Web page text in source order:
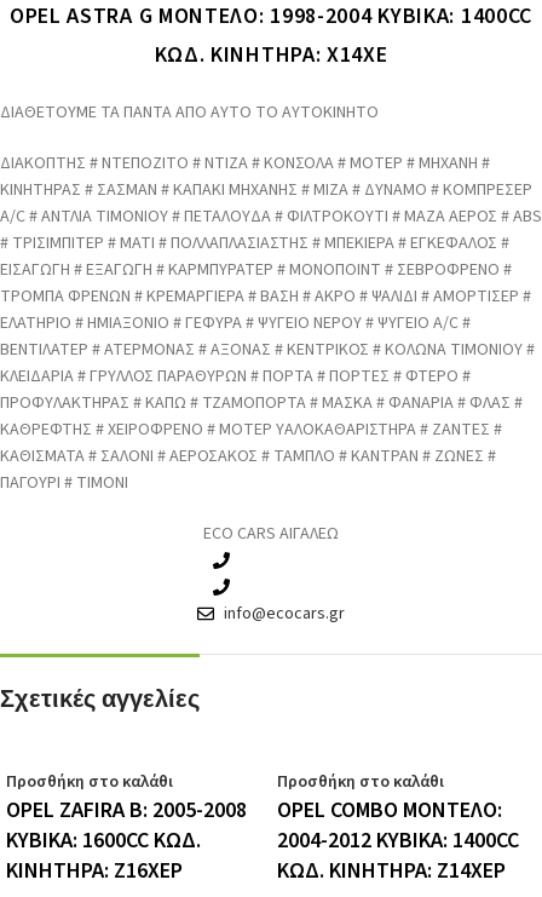
OPEL ASTRA G ΜΟΝΤΕΛΟ: 1998-2004 ΚΥΒΙΚΑ: 1400CC
ΚΩΔ. ΚΙΝΗΤΗΡΑ: X14XE
ΔΙΑΘΕΤΟΥΜΕ ΤΑ ΠΑΝΤΑ ΑΠΟ ΑΥΤΟ ΤΟ ΑΥΤΟΚΙΝΗΤΟ
ΔΙΑΚΟΠΤΗΣ # ΝΤΕΠΟΖΙΤΟ # ΝΤΙΖΑ # ΚΟΝΣΟΛΑ # ΜΟΤΕΡ # ΜΗΧΑΝΗ #
ΚΙΝΗΤΗΡΑΣ # ΣΑΣΜΑΝ # ΚΑΠΑΚΙ ΜΗΧΑΝΗΣ # ΜΙΖΑ # ΔΥΝΑΜΟ # ΚΟΜΠΡΕΣΕΡ
A/C # ΑΝΤΛΙΑ ΤΙΜΟΝΙΟΥ # ΠΕΤΑΛΟΥΔΑ # ΦΙΛΤΡΟΚΟΥΤΙ # ΜΑΖΑ ΑΕΡΟΣ # ABS
# ΤΡΙΣΙΜΠΙΤΕΡ # ΜΑΤΙ # ΠΟΛΛΑΠΛΑΣΙΑΣΤΗΣ # ΜΠΕΚΙΕΡΑ # ΕΓΚΕΦΑΛΟΣ #
ΕΙΣΑΓΩΓΗ # ΕΞΑΓΩΓΗ # ΚΑΡΜΠΥΡΑΤΕΡ # ΜΟΝΟΠΟΙΝΤ # ΣΕΒΡΟΦΡΕΝΟ #
ΤΡΟΜΠΑ ΦΡΕΝΩΝ # ΚΡΕΜΑΡΓΙΕΡΑ # ΒΑΣΗ # ΑΚΡΟ # ΨΑΛΙΔΙ # ΑΜΟΡΤΙΣΕΡ #
ΕΛΑΤΗΡΙΟ # ΗΜΙΑΞΟΝΙΟ # ΓΕΦΥΡΑ # ΨΥΓΕΙΟ ΝΕΡΟΥ # ΨΥΓΕΙΟ A/C #
ΒΕΝΤΙΛΑΤΕΡ # ΑΤΕΡΜΟΝΑΣ # ΑΞΟΝΑΣ # ΚΕΝΤΡΙΚΟΣ # ΚΟΛΩΝΑ ΤΙΜΟΝΙΟΥ #
ΚΛΕΙΔΑΡΙΑ # ΓΡΥΛΛΟΣ ΠΑΡΑΘΥΡΩΝ # ΠΟΡΤΑ # ΠΟΡΤΕΣ # ΦΤΕΡΟ #
ΠΡΟΦΥΛΑΚΤΗΡΑΣ # ΚΑΠΩ # ΤΖΑΜΟΠΟΡΤΑ # ΜΑΣΚΑ # ΦΑΝΑΡΙΑ # ΦΛΑΣ #
ΚΑΘΡΕΦΤΗΣ # ΧΕΙΡΟΦΡΕΝΟ # ΜΟΤΕΡ ΥΑΛΟΚΑΘΑΡΙΣΤΗΡΑ # ΖΑΝΤΕΣ #
ΚΑΘΙΣΜΑΤΑ # ΣΑΛΟΝΙ # ΑΕΡΟΣΑΚΟΣ # ΤΑΜΠΛΟ # ΚΑΝΤΡΑΝ # ΖΩΝΕΣ #
ΠΑΓΟΥΡΙ # ΤΙΜΟΝΙ
ECO CARS ΑΙΓΑΛΕΩ
info@ecocars.gr
Σχετικές αγγελίες
Προσθήκη στο καλάθι
OPEL ZAFIRA B: 2005-2008
ΚΥΒΙΚΑ: 1600CC ΚΩΔ.
ΚΙΝΗΤΗΡΑ: Z16XEP
Προσθήκη στο καλάθι
OPEL COMBO ΜΟΝΤΕΛΟ:
2004-2012 ΚΥΒΙΚΑ: 1400CC
ΚΩΔ. ΚΙΝΗΤΗΡΑ: Z14XEP